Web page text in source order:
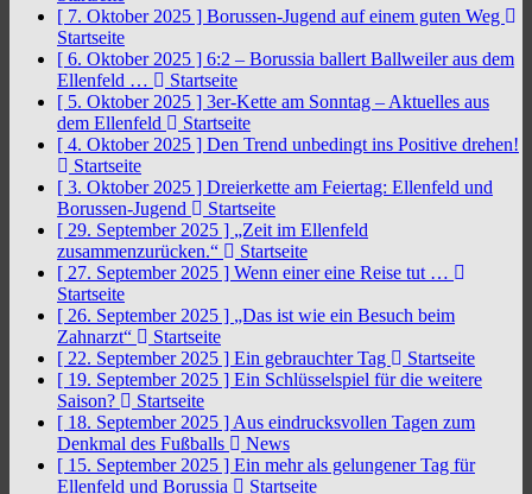
[ 7. Oktober 2025 ] Borussen-Jugend auf einem guten Weg
Startseite
[ 6. Oktober 2025 ] 6:2 – Borussia ballert Ballweiler aus dem
Ellenfeld …
Startseite
[ 5. Oktober 2025 ] 3er-Kette am Sonntag – Aktuelles aus
dem Ellenfeld
Startseite
[ 4. Oktober 2025 ] Den Trend unbedingt ins Positive drehen!
Startseite
[ 3. Oktober 2025 ] Dreierkette am Feiertag: Ellenfeld und
Borussen-Jugend
Startseite
[ 29. September 2025 ] „Zeit im Ellenfeld
zusammenzurücken.“
Startseite
[ 27. September 2025 ] Wenn einer eine Reise tut …
Startseite
[ 26. September 2025 ] „Das ist wie ein Besuch beim
Zahnarzt“
Startseite
[ 22. September 2025 ] Ein gebrauchter Tag
Startseite
[ 19. September 2025 ] Ein Schlüsselspiel für die weitere
Saison?
Startseite
[ 18. September 2025 ] Aus eindrucksvollen Tagen zum
Denkmal des Fußballs
News
[ 15. September 2025 ] Ein mehr als gelungener Tag für
Ellenfeld und Borussia
Startseite